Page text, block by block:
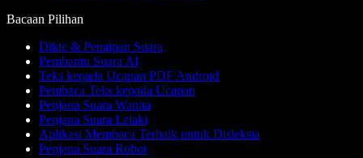
Bacaan Pilihan
Dikte & Penaipan Suara
Pembantu Suara AI
Teks kepada Ucapan PDF Android
Pembaca Teks kepada Ucapan
Penjana Suara Wanita
Penjana Suara Lelaki
Aplikasi Membaca Terbaik untuk Disleksia
Penjana Suara Robot